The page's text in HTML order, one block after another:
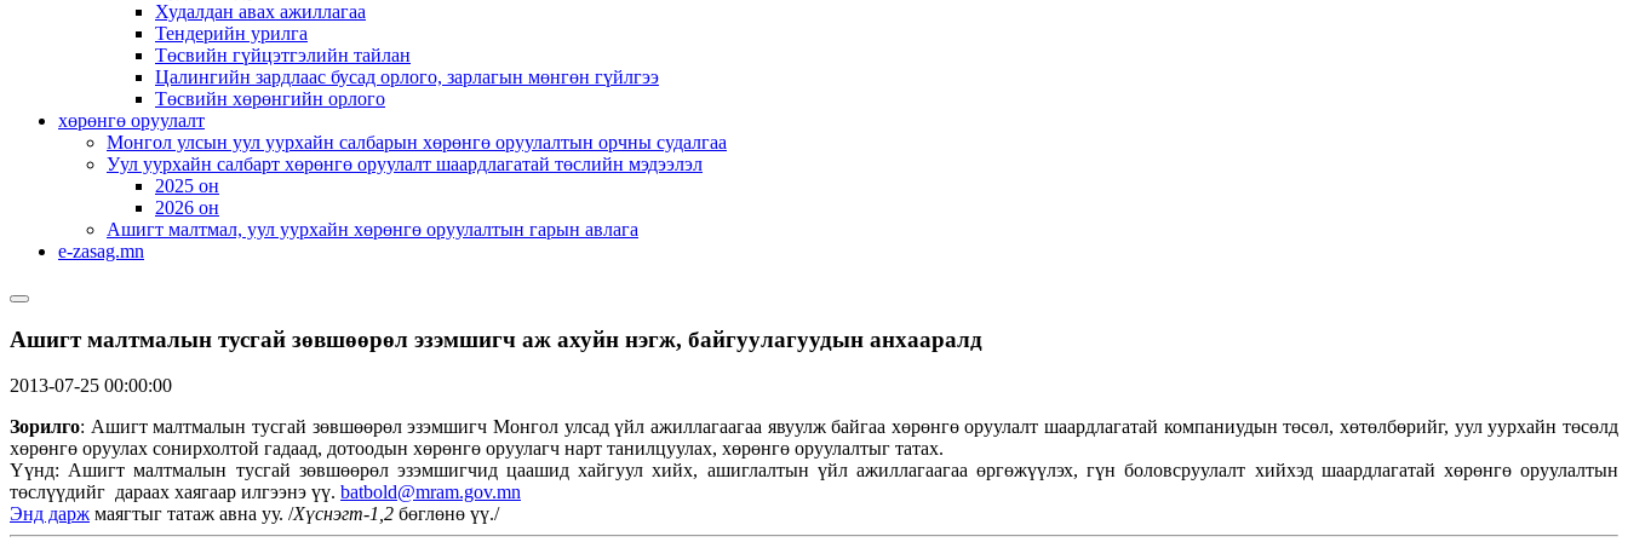
Худалдан авах ажиллагаа
Тендерийн урилга
Төсвийн гүйцэтгэлийн тайлан
Цалингийн зардлаас бусад орлого, зарлагын мөнгөн гүйлгээ
Төсвийн хөрөнгийн орлого
хөрөнгө оруулалт
Монгол улсын уул уурхайн салбарын хөрөнгө оруулалтын орчны судалгаа
Уул уурхайн салбарт хөрөнгө оруулалт шаардлагатай төслийн мэдээлэл
2025 он
2026 он
Ашигт малтмал, уул уурхайн хөрөнгө оруулалтын гарын авлага
e-zasag.mn
Ашигт малтмалын тусгай зөвшөөрөл эзэмшигч аж ахуйн нэгж, байгуулагуудын анхааралд
2013-07-25 00:00:00
Зорилго: Ашигт малтмалын тусгай зөвшөөрөл эзэмшигч Монгол улсад үйл ажиллагаагаа явуулж байгаа хөрөнгө оруулалт шаардлагатай компаниудын төсөл, хөтөлбөрийг, уул уурхайн төсөлд
хөрөнгө оруулах сонирхолтой гадаад, дотоодын хөрөнгө оруулагч нарт танилцуулах, хөрөнгө оруулалтыг татах.
Үүнд: Ашигт малтмалын тусгай зөвшөөрөл эзэмшигчид цаашид хайгуул хийх, ашиглалтын үйл ажиллагаагаа өргөжүүлэх, гүн боловсруулалт хийхэд шаардлагатай хөрөнгө оруулалтын
төслүүдийг дараах хаягаар илгээнэ үү. batbold@mram.gov.mn
Энд дарж маягтыг татаж авна уу. /Хүснэгт-1,2 бөглөнө үү./